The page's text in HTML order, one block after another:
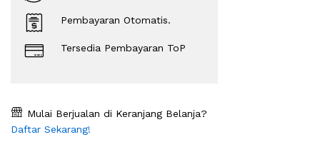
Pembayaran Otomatis.
Tersedia Pembayaran ToP
Mulai Berjualan di Keranjang Belanja?
Daftar Sekarang!